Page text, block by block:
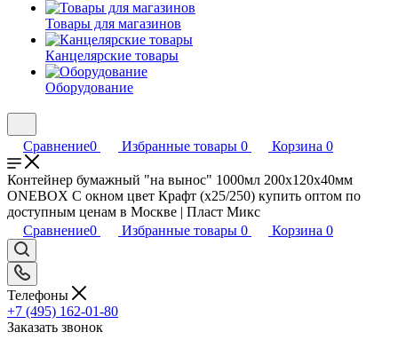
Товары для магазинов
Канцелярские товары
Оборудование
Сравнение0 Избранные товары 0 Корзина 0
Контейнер бумажный "на вынос" 1000мл 200х120х40мм
ONEBOX С окном цвет Крафт (х25/250) купить оптом по
доступным ценам в Москве | Пласт Микс
Сравнение0 Избранные товары 0 Корзина 0
Телефоны
+7 (495) 162-01-80
Заказать звонок